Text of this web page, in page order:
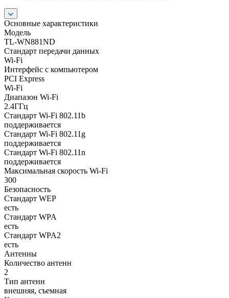
Основные характеристики
Модель
TL-WN881ND
Стандарт передачи данных
Wi-Fi
Интерфейс с компьютером
PCI Express
Wi-Fi
Диапазон Wi-Fi
2.4ГГц
Стандарт Wi-Fi 802.11b
поддерживается
Стандарт Wi-Fi 802.11g
поддерживается
Стандарт Wi-Fi 802.11n
поддерживается
Максимальная скорость Wi-Fi
300
Безопасность
Стандарт WEP
есть
Стандарт WPA
есть
Стандарт WPA2
есть
Антенны
Количество антенн
2
Тип антенн
внешняя, съемная